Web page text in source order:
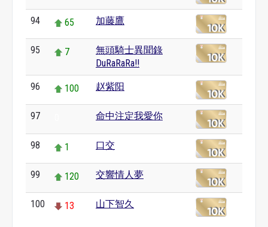
94 65 加藤鷹
95 7
無頭騎士異聞錄
DuRaRaRa!!
96 100 赵紫阳
97 命中注定我愛你
98 1 口交
99 120 交響情人夢
100 13 山下智久